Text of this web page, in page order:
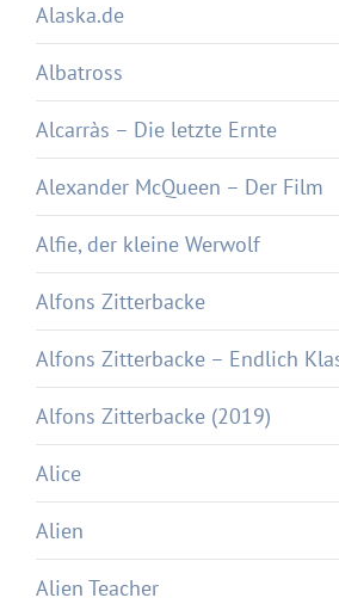
Alaska.de
Albatross
Alcarràs – Die letzte Ernte
Alexander McQueen – Der Film
Alfie, der kleine Werwolf
Alfons Zitterbacke
Alfons Zitterbacke – Endlich
Alfons Zitterbacke (2019)
Alice
Alien
Alien Teacher